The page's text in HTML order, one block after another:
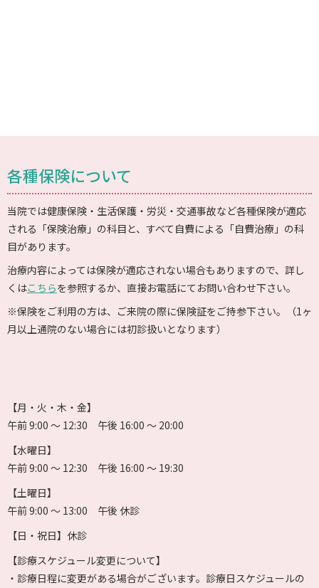
各種保険について
当院では健康保険・生活保護・労災・交通事故など各種保険が適応
される「保険治療」の科目と、すべて自費による「自費治療」の科
目があります。
治療内容によっては保険が適応されない場合もありますので、詳し
くはこちらを参照するか、直接お電話にてお問い合わせ下さい。
※保険をご利用の方は、ご来院の際に保険証をご持参下さい。（1ヶ
月以上通院のない場合には初診扱いとなります）
【月・火・木・金】
午前 9:00 〜 12:30 午後 16:00 〜 20:00
【水曜日】
午前 9:00 〜 12:30 午後 16:00 〜 19:30
【土曜日】
午前 9:00 〜 13:00 午後 休診
【日・祝日】休診
【診療スケジュール変更について】
・診療日程に変更がある場合がございます。診療日スケジュールの